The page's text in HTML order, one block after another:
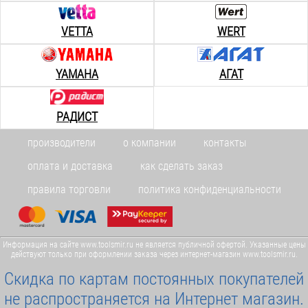
РЕСАНТА САИ 250Т LUX
13 590р.
AURORA PRO OVERMAN 165
30 700р.
AURORA ВЕКТОР 2000
-10%
РЕСАНТА ФЭ 2000 ЭКД
HUTER ELS 1500 P РЕСАНТА АСН 5000/1 Ц
VETTA WERT
YAMAHA АГАТ
РАДИСТ
производители о компании
контакты
оплата и доставка
как сделать заказ
правила торговли
политика конфиденциальности
Информация на сайте www.toolsmir.ru не является публичной офертой. Указанные цены
действуют только при оформлении заказа через интернет-магазин www.toolsmir.ru.
Скидка по картам постоянных покупателей
не распространяется на Интернет магазин.